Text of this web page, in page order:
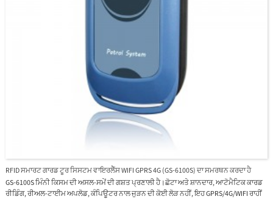
RFID ਸਮਾਰਟ ਗਾਰਡ ਟੂਰ ਸਿਸਟਮ ਵਾਇਰਲੈੱਸ WIFI GPRS 4G (GS-6100S) ਦਾ ਸਮਰਥਨ ਕਰਦਾ ਹੈ
GS-6100S ਮਿੰਨੀ ਕਿਸਮ ਦੀ ਅਸਲ-ਸਮੇਂ ਦੀ ਗਸ਼ਤ ਪ੍ਰਣਾਲੀ ਹੈ।ਛੋਟਾ ਅਤੇ ਸ਼ਾਨਦਾਰ, ਆਟੋਮੈਟਿਕ ਕਾਰਡ
ਰੀਡਿੰਗ, ਰੀਅਲ-ਟਾਈਮ ਅਪਲੋਡ, ਕੰਪਿਊਟਰ ਨਾਲ ਜੁੜਨ ਦੀ ਕੋਈ ਲੋੜ ਨਹੀਂ, ਇਹ GPRS/4G/WIFI ਰਾਹੀਂ